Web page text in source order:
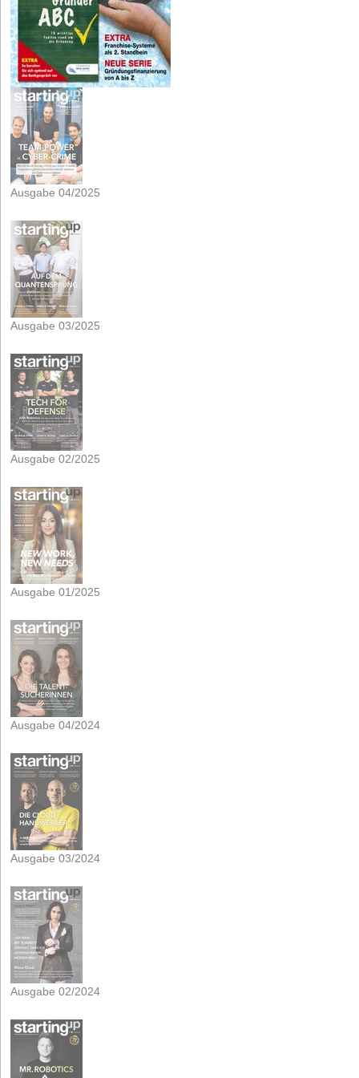
Ausgabe 04/2025
Ausgabe 03/2025
Ausgabe 02/2025
Ausgabe 01/2025
Ausgabe 04/2024
Ausgabe 03/2024
Ausgabe 02/2024